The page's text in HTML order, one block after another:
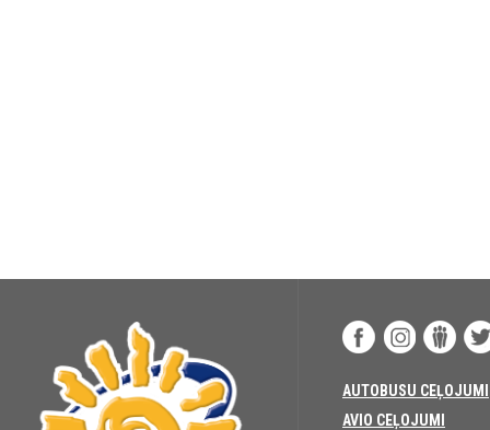
AUTOBUSU CEĻOJUMI
AVIO CEĻOJUMI